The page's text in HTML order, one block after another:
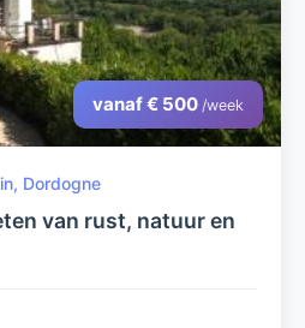
vanaf € 500 /week
Dordogne
van rust, natuur en